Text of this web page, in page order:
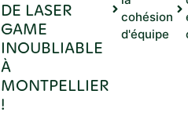
DE LASER
GAME
INOUBLIABLE
À
MONTPELLIER
!
cohésion
d'équipe